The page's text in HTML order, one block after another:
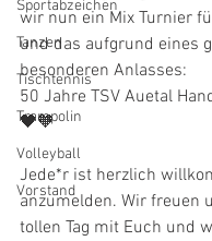
Sportabzeichen
Tanzen
Tischtennis
Trampolin
Volleyball
Vorstand
wir nun ein Mix Turnier
und das aufgrund eines
besonderen Anlasses:
50 Jahre TSV Auetal
🖤🧡
Jede*r ist herzlich
anzumelden. Wir freuen
tollen Tag mit Euch und